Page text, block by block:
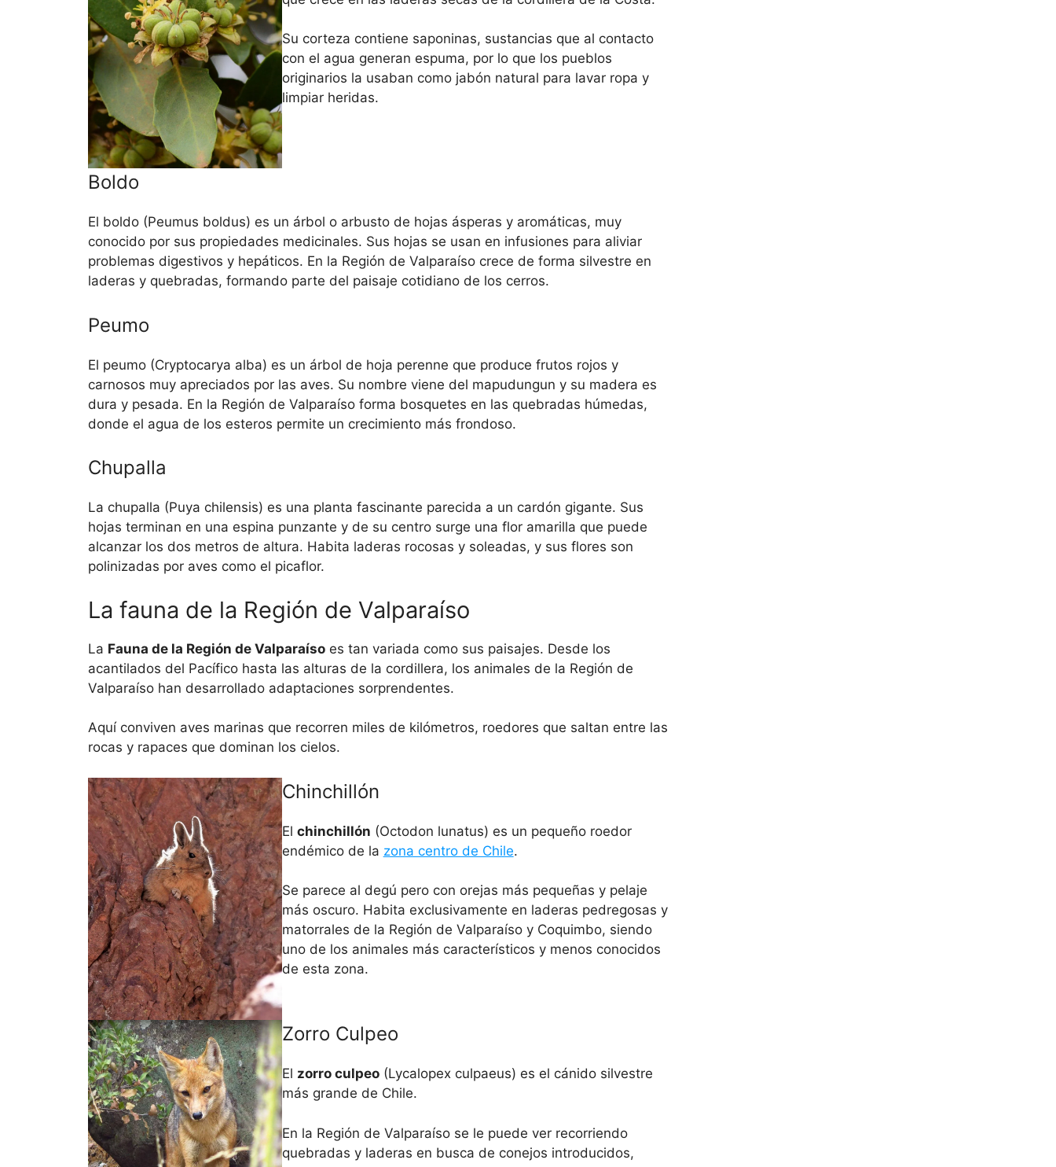
Su corteza contiene saponinas, sustancias que al contacto
con el agua generan espuma, por lo que los pueblos
originarios la usaban como jabón natural para lavar ropa y
limpiar heridas.
Boldo
El boldo (Peumus boldus) es un árbol o arbusto de hojas ásperas y aromáticas, muy
conocido por sus propiedades medicinales. Sus hojas se usan en infusiones para aliviar
problemas digestivos y hepáticos. En la Región de Valparaíso crece de forma silvestre en
laderas y quebradas, formando parte del paisaje cotidiano de los cerros.
Peumo
El peumo (Cryptocarya alba) es un árbol de hoja perenne que produce frutos rojos y
carnosos muy apreciados por las aves. Su nombre viene del mapudungun y su madera es
dura y pesada. En la Región de Valparaíso forma bosquetes en las quebradas húmedas,
donde el agua de los esteros permite un crecimiento más frondoso.
Chupalla
La chupalla (Puya chilensis) es una planta fascinante parecida a un cardón gigante. Sus
hojas terminan en una espina punzante y de su centro surge una flor amarilla que puede
alcanzar los dos metros de altura. Habita laderas rocosas y soleadas, y sus flores son
polinizadas por aves como el picaflor.
La fauna de la Región de Valparaíso
La Fauna de la Región de Valparaíso es tan variada como sus paisajes. Desde los
acantilados del Pacífico hasta las alturas de la cordillera, los animales de la Región de
Valparaíso han desarrollado adaptaciones sorprendentes.
Aquí conviven aves marinas que recorren miles de kilómetros, roedores que saltan entre las
rocas y rapaces que dominan los cielos.
Chinchillón
El chinchillón (Octodon lunatus) es un pequeño roedor
endémico de la zona centro de Chile.
Se parece al degú pero con orejas más pequeñas y pelaje
más oscuro. Habita exclusivamente en laderas pedregosas y
matorrales de la Región de Valparaíso y Coquimbo, siendo
uno de los animales más característicos y menos conocidos
de esta zona.
Zorro Culpeo
El zorro culpeo(Lycalopex culpaeus) es el cánido silvestre
más grande de Chile.
En la Región de Valparaíso se le puede ver recorriendo
quebradas y laderas en busca de conejos introducidos,